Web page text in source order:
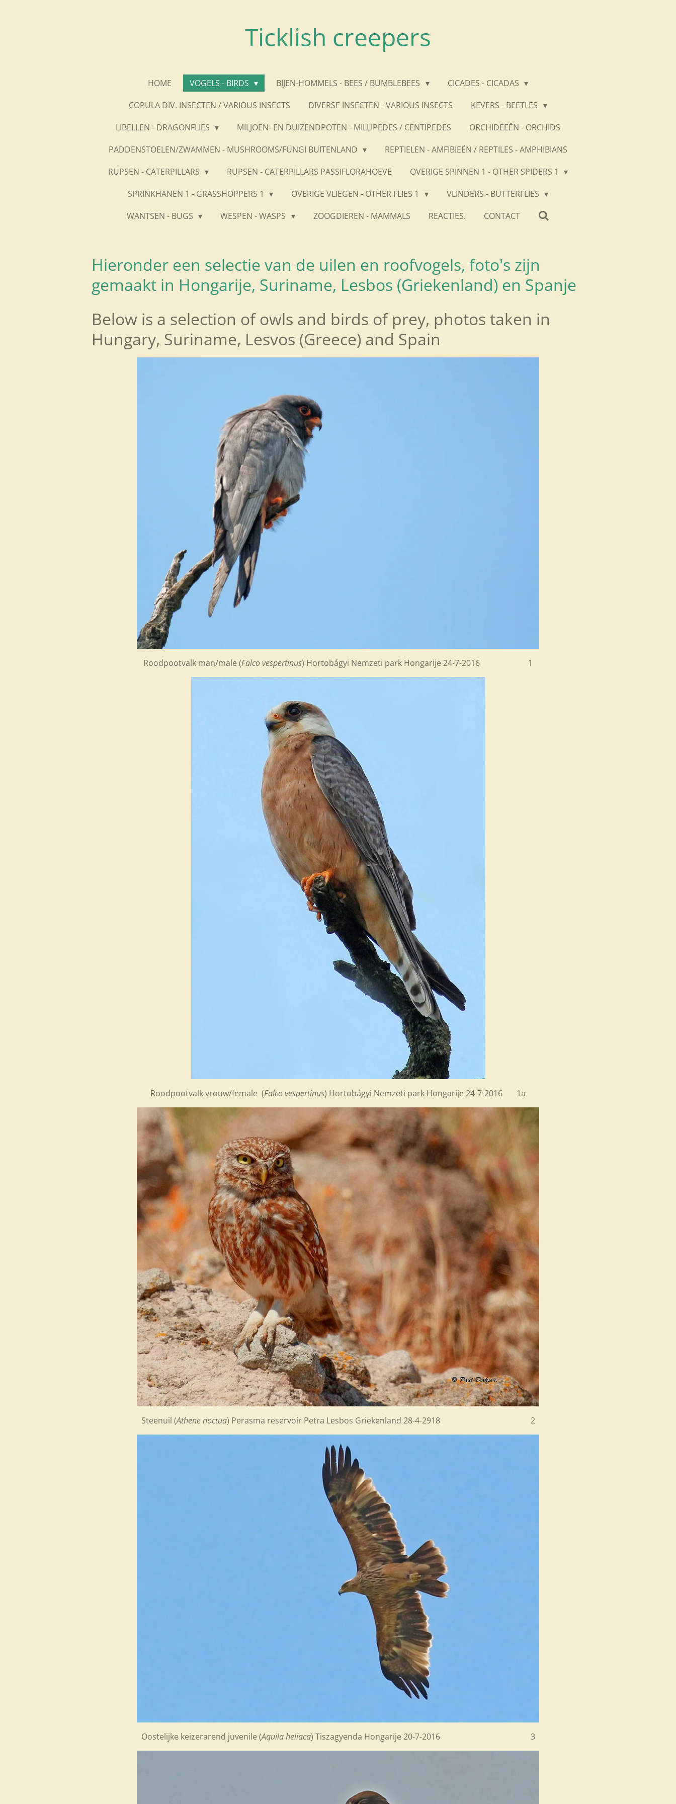
Ticklish creepers
HOME VOGELS - BIRDS BIJEN-HOMMELS - BEES / BUMBLEBEES
CICADES - CICADAS
COPULA DIV. INSECTEN / VARIOUS INSECTS
DIVERSE INSECTEN - VARIOUS INSECTS
KEVERS - BEETLES
LIBELLEN - DRAGONFLIES
MILJOEN- EN DUIZENDPOTEN - MILLIPEDES / CENTIPEDES
ORCHIDEEËN - ORCHIDS
PADDENSTOELEN/ZWAMMEN - MUSHROOMS/FUNGI BUITENLAND
REPTIELEN - AMFIBIEËN / REPTILES - AMPHIBIANS
RUPSEN - CATERPILLARS
RUPSEN - CATERPILLARS PASSIFLORAHOEVE
OVERIGE SPINNEN 1 - OTHER SPIDERS 1
SPRINKHANEN 1 - GRASSHOPPERS 1
OVERIGE VLIEGEN - OTHER FLIES 1
VLINDERS - BUTTERFLIES
WANTSEN - BUGS
WESPEN - WASPS ZOOGDIEREN - MAMMALS REACTIES. CONTACT
Hieronder een selectie van de uilen en roofvogels, foto's zijn
gemaakt in Hongarije, Suriname, Lesbos (Griekenland) en Spanje
Below is a selection of owls and birds of prey, photos taken in
Hungary, Suriname, Lesvos (Greece) and Spain
Roodpootvalk man/male (Falco vespertinus) Hortobágyi Nemzeti park Hongarije 24-7-2016 1
Roodpootvalk vrouw/female (Falco vespertinus) Hortobágyi Nemzeti park Hongarije 24-7-2016 1a
Steenuil (Athene noctua) Perasma reservoir Petra Lesbos Griekenland 28-4-2918 2
Oostelijke keizerarend juvenile (Aquila heliaca) Tiszagyenda Hongarije 20-7-2016 3